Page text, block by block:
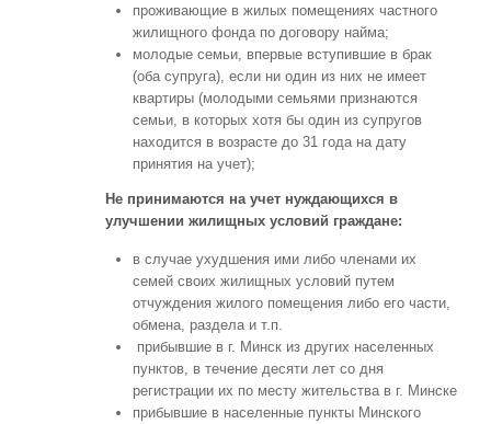
проживающие в жилых помещениях частного
жилищного фонда по договору найма;
молодые семьи, впервые вступившие в брак
(оба супруга), если ни один из них не имеет
квартиры (молодыми семьями признаются
семьи, в которых хотя бы один из супругов
находится в возрасте до 31 года на дату
принятия на учет);
Не принимаются на учет нуждающихся в
улучшении жилищных условий граждане:
в случае ухудшения ими либо членами их
семей своих жилищных условий путем
отчуждения жилого помещения либо его части,
обмена, раздела и т.п.
прибывшие в г. Минск из других населенных
пунктов, в течение десяти лет со дня
регистрации их по месту жительства в г. Минске
прибывшие в населенные пункты Минского